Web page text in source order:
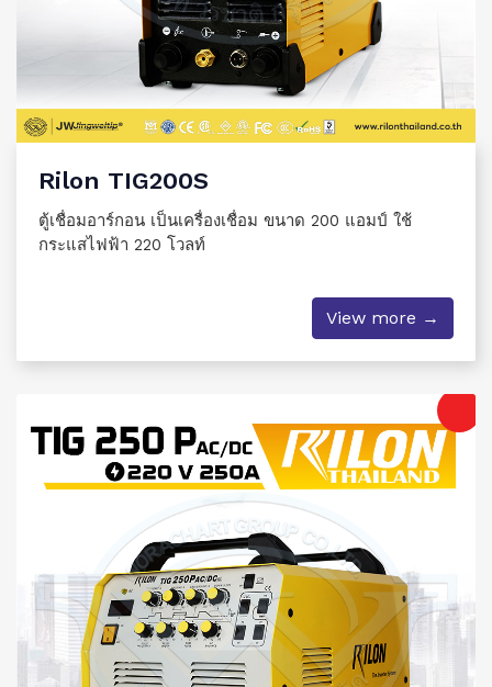
Rilon TIG200S
ตู้เชื่อมอาร์กอน เป็นเครื่องเชื่อม ขนาด 200 แอมป์ ใช้
กระแสไฟฟ้า 220 โวลท์
View more →